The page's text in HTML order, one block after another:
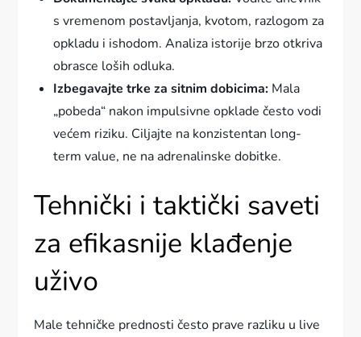
s vremenom postavljanja, kvotom, razlogom za
opkladu i ishodom. Analiza istorije brzo otkriva
obrasce loših odluka.
Izbegavajte trke za sitnim dobicima: Mala
„pobeda“ nakon impulsivne opklade često vodi
većem riziku. Ciljajte na konzistentan long-
term value, ne na adrenalinske dobitke.
Tehnički i taktički saveti
za efikasnije klađenje
uživo
Male tehničke prednosti često prave razliku u live